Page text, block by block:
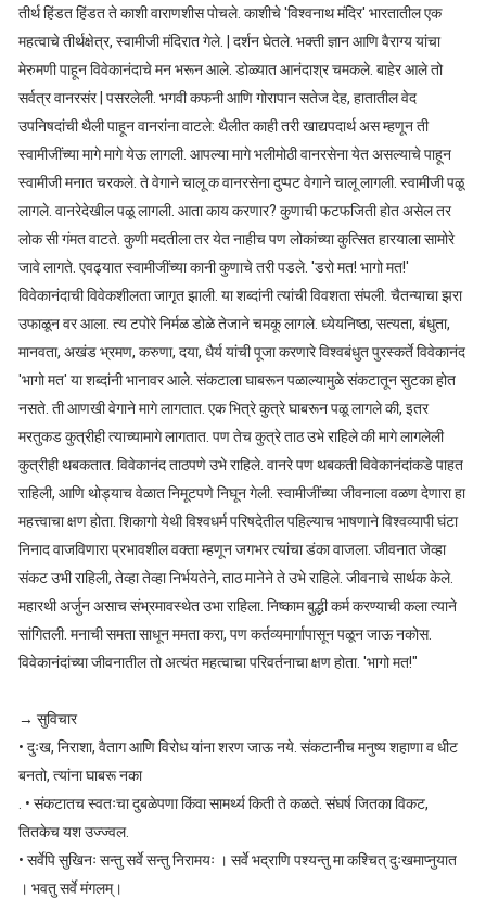
तीर्थ हिंडत हिंडत ते काशी वाराणशीस पोचले. काशीचे 'विश्वनाथ मंदिर' भारतातील एक
महत्वाचे तीर्थक्षेत्र, स्वामीजी मंदिरात गेले. | दर्शन घेतले. भक्ती ज्ञान आणि वैराग्य यांचा
मेरुमणी पाहून विवेकानंदाचे मन भरून आले. डोळ्यात आनंदाश्र चमकले. बाहेर आले तो
सर्वत्र वानरसंर | पसरलेली. भगवी कफनी आणि गोरापान सतेज देह, हातातील वेद
उपनिषदांची थैली पाहून वानरांना वाटले: थैलीत काही तरी खाद्यपदार्थ अस म्हणून ती
स्वामीजींच्या मागे मागे येऊ लागली. आपल्या मागे भलीमोठी वानरसेना येत असल्याचे पाहून
स्वामीजी मनात चरकले. ते वेगाने चालू क वानरसेना दुप्पट वेगाने चालू लागली. स्वामीजी पळू
लागले. वानरेदेखील पळू लागली. आता काय करणार? कुणाची फटफजिती होत असेल तर
लोक सी गंमत वाटते. कुणी मदतीला तर येत नाहीच पण लोकांच्या कुत्सित हारयाला सामोरे
जावे लागते. एवढ्यात स्वामीजींच्या कानी कुणाचे तरी पडले. 'डरो मत! भागो मत!'
विवेकानंदाची विवेकशीलता जागृत झाली. या शब्दांनी त्यांची विवशता संपली. चैतन्याचा झरा
उफाळून वर आला. त्य टपोरे निर्मळ डोळे तेजाने चमकू लागले. ध्येयनिष्ठा, सत्यता, बंधुता,
मानवता, अखंड भ्रमण, करुणा, दया, धैर्य यांची पूजा करणारे विश्वबंधुत पुरस्कर्ते विवेकानंद
'भागो मत' या शब्दांनी भानावर आले. संकटाला घाबरून पळाल्यामुळे संकटातून सुटका होत
नसते. ती आणखी वेगाने मागे लागतात. एक भित्रे कुत्रे घाबरून पळू लागले की, इतर
मरतुकड कुत्रीही त्याच्यामागे लागतात. पण तेच कुत्रे ताठ उभे राहिले की मागे लागलेली
कुत्रीही थबकतात. विवेकानंद ताठपणे उभे राहिले. वानरे पण थबकती विवेकानंदांकडे पाहत
राहिली, आणि थोड्याच वेळात निमूटपणे निघून गेली. स्वामीजींच्या जीवनाला वळण देणारा हा
महत्त्वाचा क्षण होता. शिकागो येथी विश्वधर्म परिषदेतील पहिल्याच भाषणाने विश्वव्यापी घंटा
निनाद वाजविणारा प्रभावशील वक्ता म्हणून जगभर त्यांचा डंका वाजला. जीवनात जेव्हा
संकट उभी राहिली, तेव्हा तेव्हा निर्भयतेने, ताठ मानेने ते उभे राहिले. जीवनाचे सार्थक केले.
महारथी अर्जुन असाच संभ्रमावस्थेत उभा राहिला. निष्काम बुद्धी कर्म करण्याची कला त्याने
सांगितली. मनाची समता साधून ममता करा, पण कर्तव्यमार्गापासून पळून जाऊ नकोस.
विवेकानंदांच्या जीवनातील तो अत्यंत महत्वाचा परिवर्तनाचा क्षण होता. 'भागो मत!"
→ सुविचार
• दुःख, निराशा, वैताग आणि विरोध यांना शरण जाऊ नये. संकटानीच मनुष्य शहाणा व धीट
बनतो, त्यांना घाबरू नका
. • संकटातच स्वतःचा दुबळेपणा किंवा सामर्थ्य किती ते कळते. संघर्ष जितका विकट,
तितकेच यश उज्ज्वल.
• सर्वेपि सुखिनः सन्तु सर्वे सन्तु निरामयः । सर्वे भद्राणि पश्यन्तु मा कश्चित् दुःखमाप्नुयात
। भवतु सर्वे मंगलम्।